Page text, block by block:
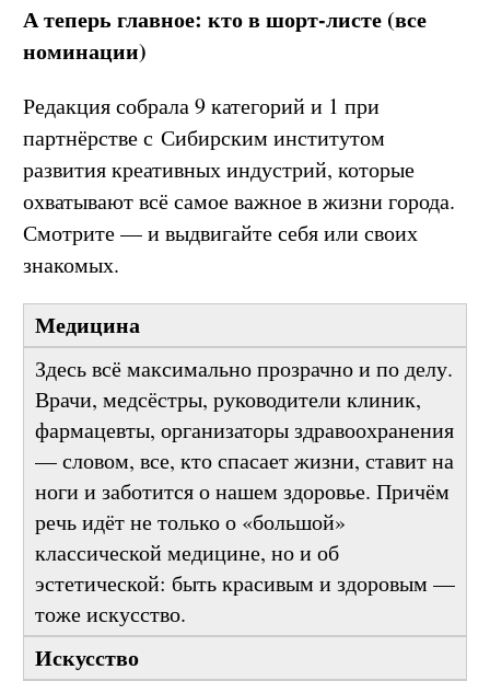
А теперь главное: кто в шорт-листе (все
номинации)
Редакция собрала 9 категорий и 1 при
партнёрстве с Сибирским институтом
развития креативных индустрий, которые
охватывают всё самое важное в жизни города.
Смотрите — и выдвигайте себя или своих
знакомых.
Медицина
Здесь всё максимально прозрачно и по делу.
Врачи, медсёстры, руководители клиник,
фармацевты, организаторы здравоохранения
— словом, все, кто спасает жизни, ставит на
ноги и заботится о нашем здоровье. Причём
речь идёт не только о «большой»
классической медицине, но и об
эстетической: быть красивым и здоровым —
тоже искусство.